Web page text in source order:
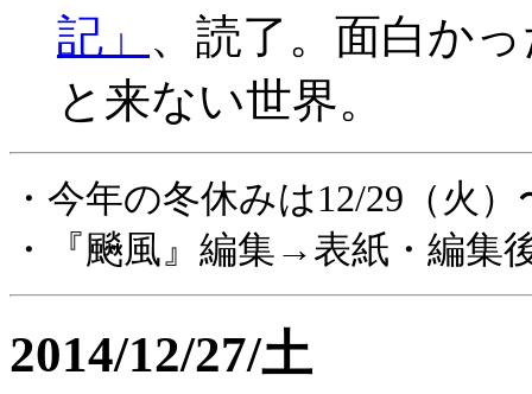
記」 、読了。面白か
と来ない世界。
・今年の冬休みは12/29（火
・『飈風』編集→表紙・編集
2014/12/27/土